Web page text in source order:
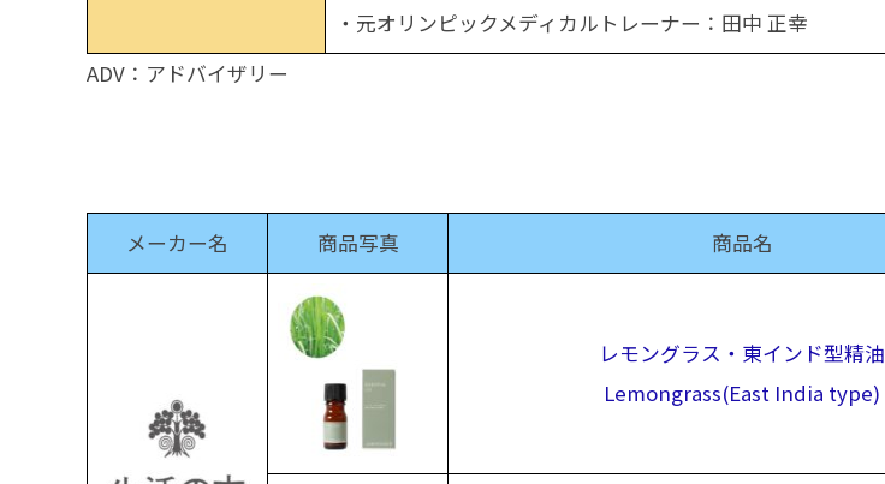
・元オリンピックメディカルトレーナー：田中 正幸
ADV：アドバイザリー
メーカー名 商品写真 商品名
レモングラス・東インド型精油
Lemongrass(East India type)